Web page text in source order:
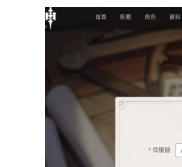
達
人
推
戲
媒
體。